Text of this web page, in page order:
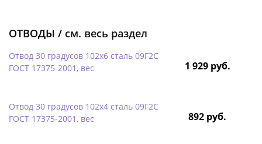
ОТВОДЫ / см. весь раздел
Отвод 30 градусов 102х6 сталь 09Г2С
ГОСТ 17375-2001, вес
1 929 руб.
Отвод 30 градусов 102х4 сталь 09Г2С
ГОСТ 17375-2001, вес
892 руб.